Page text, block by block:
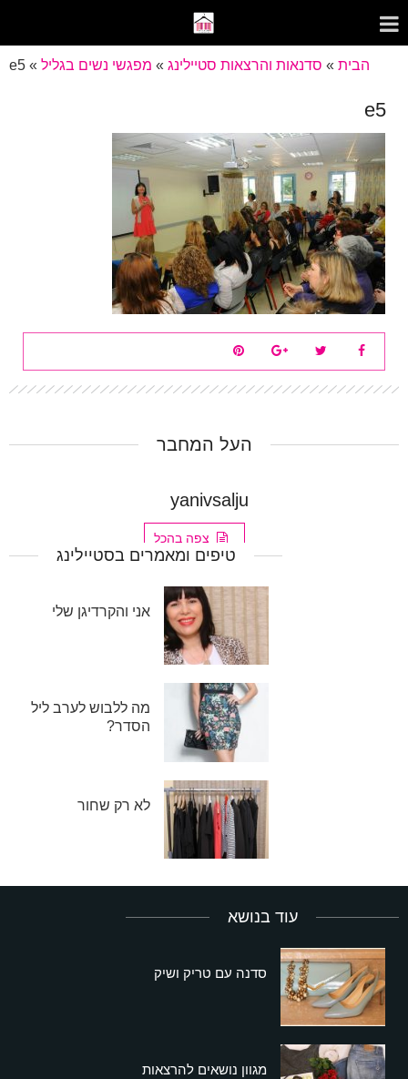
הבית » סדנאות והרצאות סטיילינג » מפגשי נשים בגליל »
e5
e5
העל המחבר
yanivsalju
צפה בהכל
טיפים ומאמרים בסטיילינג
אני והקרדיגן שלי
מה ללבוש לערב ליל
הסדר?
לא רק שחור
עוד בנושא
סדנה עם טריק ושיק
מגוון נושאים להרצאות